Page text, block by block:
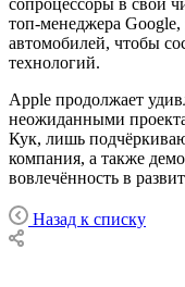
сопроцессоры в свои
топ-менеджера
автомобилей, чтобы
технологий.
Apple продолжает
неожиданными
Кук, лишь
компания, а также
вовлечённость в
Назад к списку